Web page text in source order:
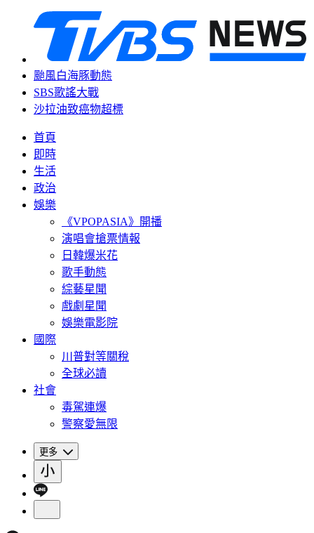
颱風白海豚動態
SBS歌謠大戰
沙拉油致癌物超標
首頁
即時
生活
政治
娛樂
《VPOPASIA》開播
演唱會搶票情報
日韓爆米花
歌手動態
綜藝星聞
戲劇星聞
娛樂電影院
國際
川普對等關稅
全球必讀
社會
毒駕連爆
警察愛無限
更多